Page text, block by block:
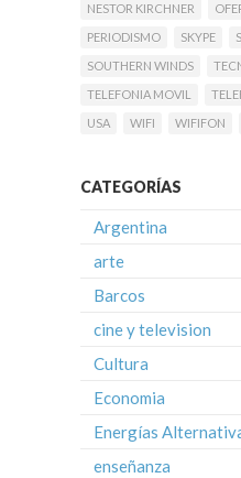
NESTOR KIRCHNER
PERIODISMO
SKYPE
SOUTHERN WINDS
TELEFONIA MOVIL
USA
WIFI WIFIFON
CATEGORÍAS
Argentina
arte
Barcos
cine y television
Cultura
Economia
Energías
enseñanza